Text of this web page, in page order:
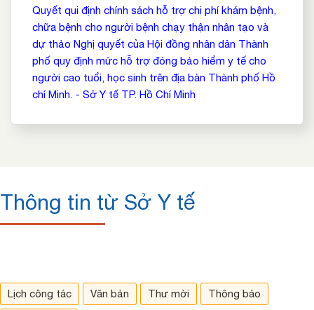
Quyết qui định chính sách hỗ trợ chi phí khám bệnh,
chữa bệnh cho người bệnh chạy thận nhân tạo và
dự thảo Nghị quyết của Hội đồng nhân dân Thành
phố quy định mức hỗ trợ đóng bảo hiểm y tế cho
người cao tuổi, học sinh trên địa bàn Thành phố Hồ
chí Minh. - Sở Y tế TP. Hồ Chí Minh
Thông tin từ Sở Y tế
Lịch công tác Văn bản Thư mời Thông báo